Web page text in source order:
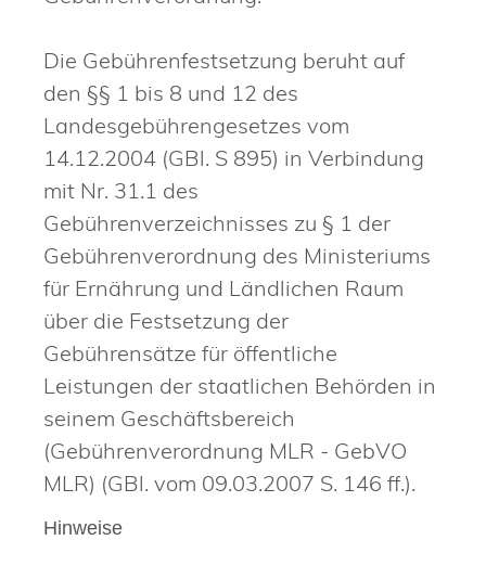
Die Gebührenfestsetzung beruht auf
den §§ 1 bis 8 und 12 des
Landesgebührengesetzes vom
14.12.2004 (GBl. S 895) in Verbindung
mit Nr. 31.1 des
Gebührenverzeichnisses zu § 1 der
Gebührenverordnung des Ministeriums
für Ernährung und Ländlichen Raum
über die Festsetzung der
Gebührensätze für öffentliche
Leistungen der staatlichen Behörden in
seinem Geschäftsbereich
(Gebührenverordnung MLR - GebVO
MLR) (GBl. vom 09.03.2007 S. 146 ff.).
Hinweise